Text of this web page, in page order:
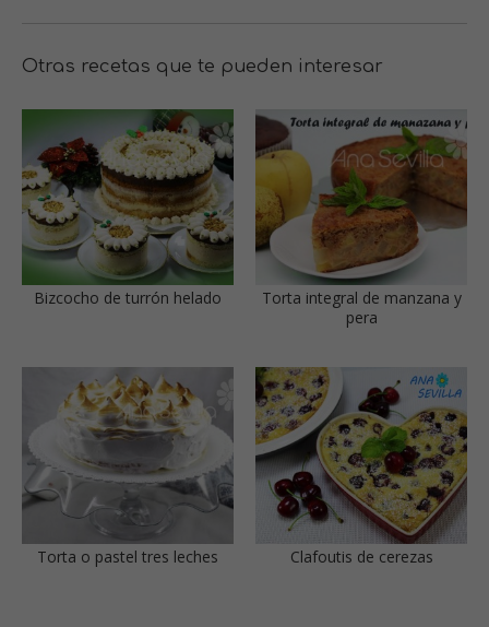
Otras recetas que te pueden interesar
Bizcocho de turrón helado
Torta integral de manzana y
pera
Torta o pastel tres leches Clafoutis de cerezas